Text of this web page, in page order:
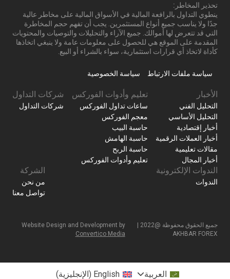
تحذير المخاطر:
ينطوي التداول بالرافعة المالية في الأسواق المالية على مخاطر عالية
جدًا ولا يناسب جميع أنواع المستثمرين. يجب أن تفهم حجم المخاطرة
التي قد تتعرض لها أموالك. جميع الآراء والتحليلات والتوصيات والمحتويات
المقدمة على الموقع هي للحصول على معلومات عامة ولا ينبغي اتخاذها
كأداة لاتخاذ أي قرارات استثمارية، سواء بالشراء أو البيع.
سياسة ملفات الارتباط سياسة الخصوصية
الأخبار
التحليل الفني
التحليل الأساسي
أخبار إقتصادية
أخبار العملات الرقمية
مقالات تعليمية
أخبار المجال
تعليم وأدوات الفوركس
ساعات تداول الفوركس
معجم الفوركس
حاسبة البيب
حاسبة الهامش
حاسبة الربح
تعليم وأدوات الفوركس
شركات التداول
شركات التداول
الندوات الإلكترونية
الندوات
الشركة
من نحن
تواصل معنا
جميع الحقوق محفوظة @2022 |
AKHBAR FOREX
Website Design and Development by
Convertico Media
العربية English
(الإنجليزية)